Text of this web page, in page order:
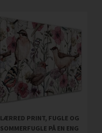
LÆRRED PRINT, FUGLE OG
SOMMERFUGLE PÅ EN ENG